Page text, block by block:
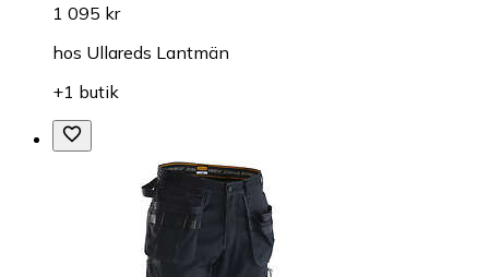
1 095 kr
hos Ullareds Lantmän
+1 butik